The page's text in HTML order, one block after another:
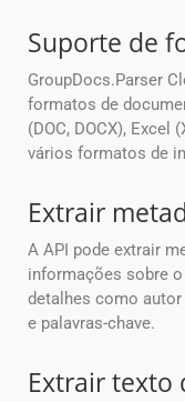
Suporte de
GroupDocs.Parser
formatos de
(DOC, DOCX), Excel
vários formatos de
Extrair
A API pode extrair
informações sobre
detalhes como
e palavras-chave.
Extrair texto